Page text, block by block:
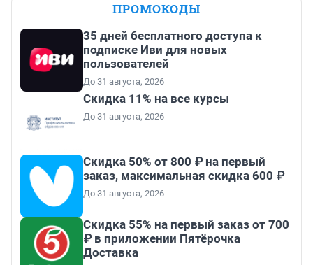
ПРОМОКОДЫ
35 дней бесплатного доступа к
подписке Иви для новых
пользователей
До 31 августа, 2026
Скидка 11% на все курсы
До 31 августа, 2026
Скидка 50% от 800 ₽ на первый
заказ, максимальная скидка 600 ₽
До 31 августа, 2026
Скидка 55% на первый заказ от 700
₽ в приложении Пятёрочка
Доставка